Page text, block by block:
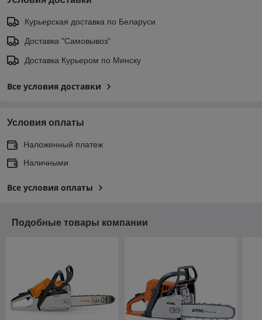
Курьерская доставка по Беларуси
Доставка "Самовывоз"
Доставка Курьером по Минску
Все условия доставки
Условия оплаты
Наложенный платеж
Наличными
Все условия оплаты
Подобные товары компании